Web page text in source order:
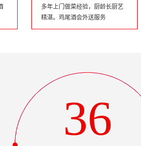
多年上门做菜经验，厨龄长厨艺
精湛。鸡尾酒会外送服务
36